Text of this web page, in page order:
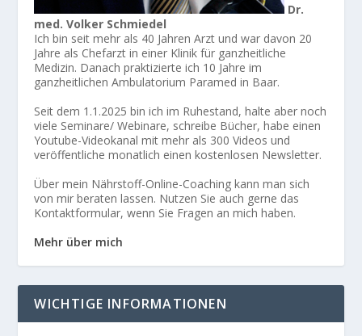
Dr.
med. Volker Schmiedel
Ich bin seit mehr als 40 Jahren Arzt und war davon 20
Jahre als Chefarzt in einer Klinik für ganzheitliche
Medizin. Danach praktizierte ich 10 Jahre im
ganzheitlichen Ambulatorium Paramed in Baar.
Seit dem 1.1.2025 bin ich im Ruhestand, halte aber noch
viele Seminare/ Webinare, schreibe Bücher, habe einen
Youtube-Videokanal mit mehr als 300 Videos und
veröffentliche monatlich einen kostenlosen Newsletter.
Über mein Nährstoff-Online-Coaching kann man sich
von mir beraten lassen. Nutzen Sie auch gerne das
Kontaktformular, wenn Sie Fragen an mich haben.
Mehr über mich
WICHTIGE INFORMATIONEN